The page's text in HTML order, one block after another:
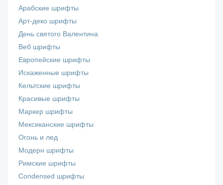
Арабские шрифты
Арт-деко шрифты
День святого Валентина
Веб шрифты
Европейские шрифты
Искаженные шрифты
Кельтские шрифты
Красивые шрифты
Маркер шрифты
Мексиканские шрифты
Огонь и лед
Модерн шрифты
Римские шрифты
Сondensed шрифты